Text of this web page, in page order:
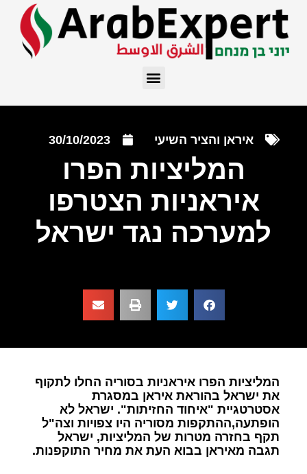
איראן והציר השיעי 30/10/2023
המליציות הפרו
איראניות הצטרפו
למערכה נגד ישראל
המליציות הפרו איראניות בסוריה החלו לתקוף
את ישראל בהוראת איראן במסגרת
אסטרטגיית "איחוד החזיתות". ישראל לא
הופתעה,ההתקפות מסוריה היו צפויות וצה"ל
תקף בחזרה מטרות של המליציות, ישראל
תגבה מאיראן בבוא העת את מחיר התוקפנות.